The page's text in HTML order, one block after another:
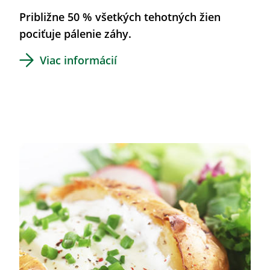
Približne 50 % všetkých tehotných žien
pociťuje pálenie záhy.
Viac informácií